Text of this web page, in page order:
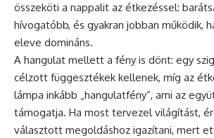
összeköti a nappalit az étkezéssel:
hívogatóbb, és gyakran jobban működik,
eleve domináns.
A hangulat mellett a fény is dönt: egy
célzott függesztékek kellenek, míg az
lámpa inkább „hangulatfény”, ami az
támogatja. Ha most tervezel világítást,
választott megoldáshoz igazítani, mert